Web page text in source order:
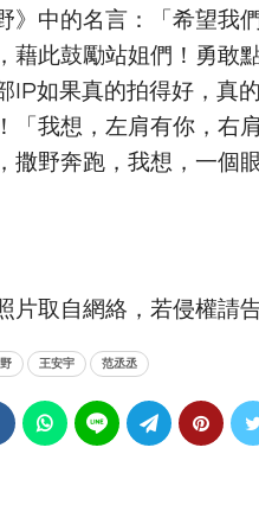
》中的名言：「希望我
藉此鼓勵站姐們！勇敢
IP如果真的拍得好，真
「我想，左肩有你，右
撒野奔跑，我想，一個
片取自網絡，若侵權請
王安宇 范丞丞